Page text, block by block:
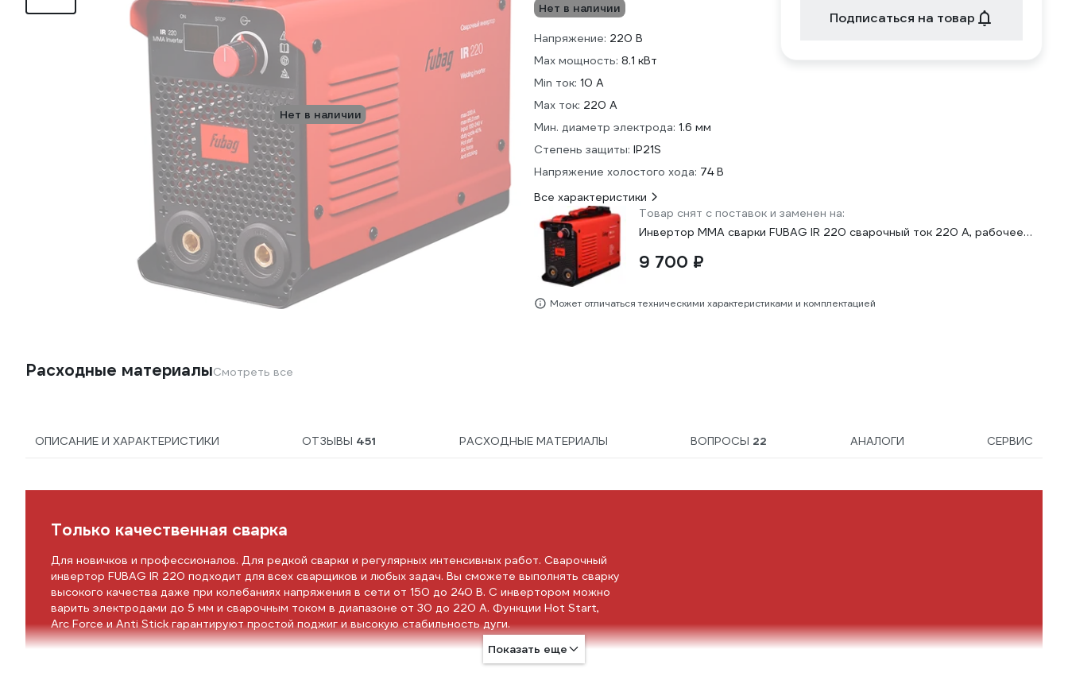
Нет в наличии
Нет в наличии
Напряжение: 220 В
Max мощность: 8.1 кВт
Min ток: 10 А
Max ток: 220 А
Мин. диаметр электрода: 1.6 мм
Степень защиты: IP21S
Напряжение холостого хода: 74 В
Все характеристики
Подписаться на товар
Товар снят с поставок и заменен на:
Инвертор MMA сварки FUBAG IR 220 сварочный ток 220 А, рабочее
9 700 ₽
Может отличаться техническими характеристиками и комплектацией
Расходные материалыСмотреть все
ОПИСАНИЕ И ХАРАКТЕРИСТИКИ ОТЗЫВЫ 451 РАСХОДНЫЕ МАТЕРИАЛЫ ВОПРОСЫ 22 АНАЛОГИ СЕРВИС
Только качественная сварка
Для новичков и профессионалов. Для редкой сварки и регулярных интенсивных работ. Сварочный
инвертор FUBAG IR 220 подходит для всех сварщиков и любых задач. Вы сможете выполнять сварку
высокого качества даже при колебаниях напряжения в сети от 150 до 240 В. С инвертором можно
варить электродами до 5 мм и сварочным током в диапазоне от 30 до 220 А. Функции Hot Start,
Arc Force и Anti Stick гарантируют простой поджиг и высокую стабильность дуги.
Показать еще